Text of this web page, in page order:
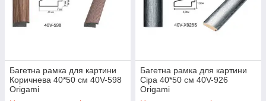
Багетна рамка для картини
Коричнева 40*50 см 40V-598
Origami
Багетна рамка для картини
Сіра 40*50 см 40V-926
Origami